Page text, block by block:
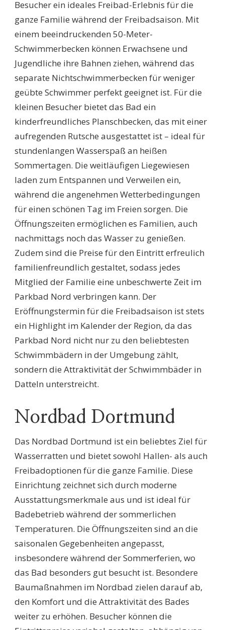
Besucher ein ideales Freibad-Erlebnis für die
ganze Familie während der Freibadsaison. Mit
einem beeindruckenden 50-Meter-
Schwimmerbecken können Erwachsene und
Jugendliche ihre Bahnen ziehen, während das
separate Nichtschwimmerbecken für weniger
geübte Schwimmer perfekt geeignet ist. Für die
kleinen Besucher bietet das Bad ein
kinderfreundliches Planschbecken, das mit einer
aufregenden Rutsche ausgestattet ist – ideal für
stundenlangen Wasserspaß an heißen
Sommertagen. Die weitläufigen Liegewiesen
laden zum Entspannen und Verweilen ein,
während die angenehmen Wetterbedingungen
für einen schönen Tag im Freien sorgen. Die
Öffnungszeiten ermöglichen es Familien, auch
nachmittags noch das Wasser zu genießen.
Zudem sind die Preise für den Eintritt erfreulich
familienfreundlich gestaltet, sodass jedes
Mitglied der Familie eine unbeschwerte Zeit im
Parkbad Nord verbringen kann. Der
Eröffnungstermin für die Freibadsaison ist stets
ein Highlight im Kalender der Region, da das
Parkbad Nord nicht nur zu den beliebtesten
Schwimmbädern in der Umgebung zählt,
sondern die Attraktivität der Schwimmbäder in
Datteln unterstreicht.
Nordbad Dortmund
Das Nordbad Dortmund ist ein beliebtes Ziel für
Wasserratten und bietet sowohl Hallen- als auch
Freibadoptionen für die ganze Familie. Diese
Einrichtung zeichnet sich durch moderne
Ausstattungsmerkmale aus und ist ideal für
Badebetrieb während der sommerlichen
Temperaturen. Die Öffnungszeiten sind an die
saisonalen Gegebenheiten angepasst,
insbesondere während der Sommerferien, wo
das Bad besonders gut besucht ist. Besondere
Baumaßnahmen im Nordbad zielen darauf ab,
den Komfort und die Attraktivität des Bades
weiter zu erhöhen. Besucher können die